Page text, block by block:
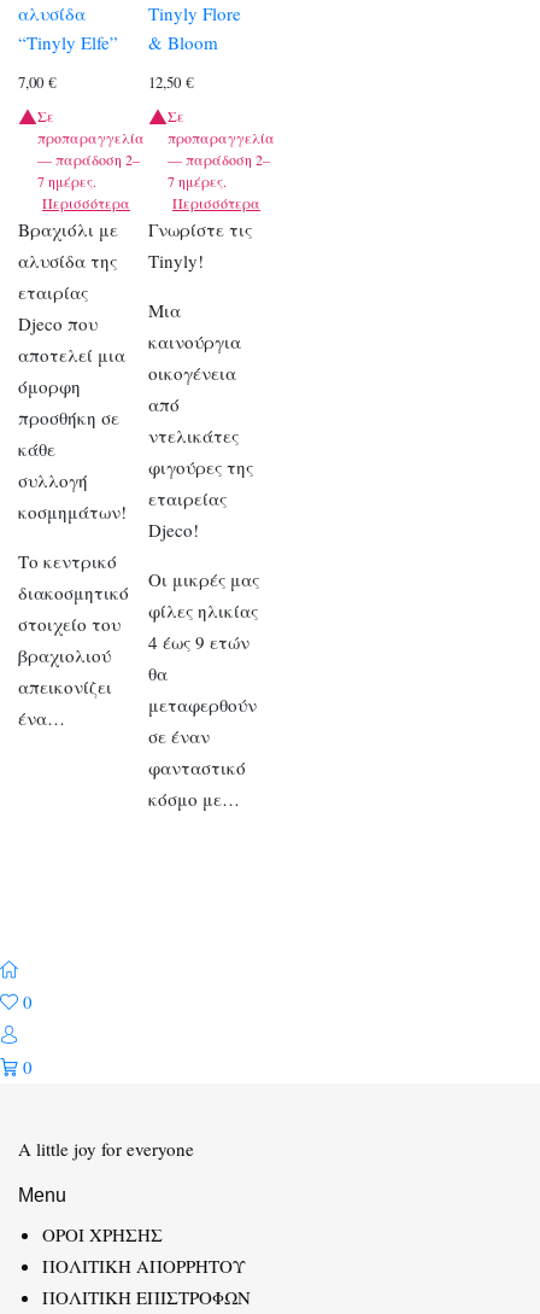
αλυσίδα
“Tinyly Elfe”
7,00 €
Σε
προπαραγγελία
— παράδοση 2–
7 ημέρες.
Περισσότερα
Βραχιόλι με
αλυσίδα της
εταιρίας
Djeco που
αποτελεί μια
όμορφη
προσθήκη σε
κάθε
συλλογή
κοσμημάτων!
Το κεντρικό
διακοσμητικό
στοιχείο του
βραχιολιού
απεικονίζει
ένα…
Tinyly Flore
& Bloom
12,50€
Σε
προπαραγγελία
— παράδοση 2–
7 ημέρες.
Περισσότερα
Γνωρίστε τις
Tinyly!
Μια
καινούργια
οικογένεια
από
ντελικάτες
φιγούρες της
εταιρείας
Djeco!
Οι μικρές μας
φίλες ηλικίας
4 έως 9 ετών
θα
μεταφερθούν
σε έναν
φανταστικό
κόσμο με…
0
0
A little joy for everyone
Menu
ΟΡΟΙ ΧΡΗΣΗΣ
ΠΟΛΙΤΙΚΗ ΑΠΟΡΡΗΤΟΥ
ΠΟΛΙΤΙΚΗ ΕΠΙΣΤΡΟΦΩΝ